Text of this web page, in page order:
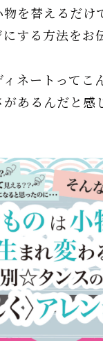
を替えるだけ
にする方法をお
ネートってこ
あるんだと感